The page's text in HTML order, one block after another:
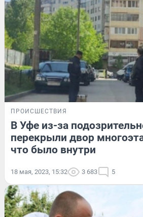
ПРОИСШЕСТВИЯ
В Уфе из-за
перекрыли двор
что было внутри
18 мая, 2023, 15:32 3 683 5